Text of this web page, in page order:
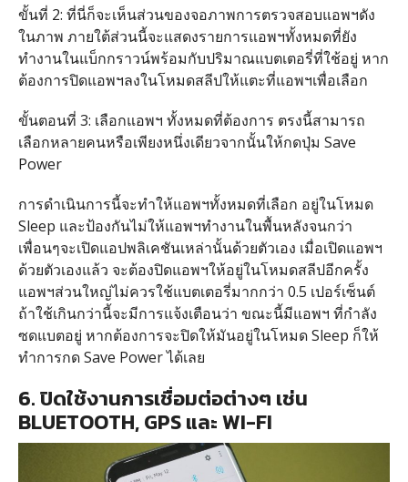
ขั้นที่ 2: ที่นี่ก็จะเห็นส่วนของจอภาพการตรวจสอบแอพฯดัง
ในภาพ ภายใต้ส่วนนี้จะแสดงรายการแอพฯทั้งหมดที่ยัง
ทำงานในแบ็กกราวน์พร้อมกับปริมาณแบตเตอรี่ที่ใช้อยู่ หาก
ต้องการปิดแอพฯลงในโหมดสลีปให้แตะที่แอพฯเพื่อเลือก
ขั้นตอนที่ 3: เลือกแอพฯ ทั้งหมดที่ต้องการ ตรงนี้สามารถ
เลือกหลายคนหรือเพียงหนึ่งเดียวจากนั้นให้กดปุ่ม Save
Power
การดำเนินการนี้จะทำให้แอพฯทั้งหมดที่เลือก อยู่ในโหมด
Sleep และป้องกันไม่ให้แอพฯทำงานในพื้นหลังจนกว่า
เพื่อนๆจะเปิดแอปพลิเคชันเหล่านั้นด้วยตัวเอง เมื่อเปิดแอพฯ
ด้วยตัวเองแล้ว จะต้องปิดแอพฯให้อยู่ในโหมดสลีปอีกครั้ง
แอพฯส่วนใหญ่ไม่ควรใช้แบตเตอรี่มากกว่า 0.5 เปอร์เซ็นต์
ถ้าใช้เกินกว่านี้จะมีการแจ้งเตือนว่า ขณะนี้มีแอพฯ ที่กำลัง
ซดแบตอยู่ หากต้องการจะปิดให้มันอยู่ในโหมด Sleep ก็ให้
ทำการกด Save Power ได้เลย
6. ปิดใช้งานการเชื่อมต่อต่างๆ เช่น
BLUETOOTH, GPS และ WI-FI